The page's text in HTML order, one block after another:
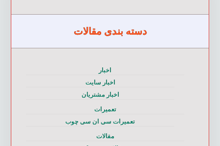
دسته بندی مقالات
اخبار
اخبار سایت
اخبار مشتریان
تعمیرات
تعمیرات سی ان سی چوب
مقالات